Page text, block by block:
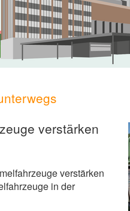
verstärken
verstärken
in der